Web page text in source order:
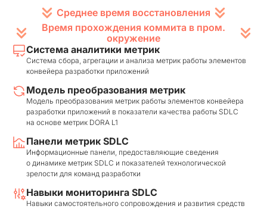
Среднее время восстановления
Время прохождения коммита в пром.
окружение
Система аналитики метрик
Система сбора, агрегации и анализа метрик работы элементов
конвейера разработки приложений
Модель преобразования метрик
Модель преобразования метрик работы элементов конвейера
разработки приложений в показатели качества работы SDLC
на основе метрик DORA L1
Панели метрик SDLC
Информационные панели, предоставляющие сведения
о динамике метрик SDLC и показателей технологической
зрелости для команд разработки
Навыки мониторинга SDLC
Навыки самостоятельного сопровождения и развития средств